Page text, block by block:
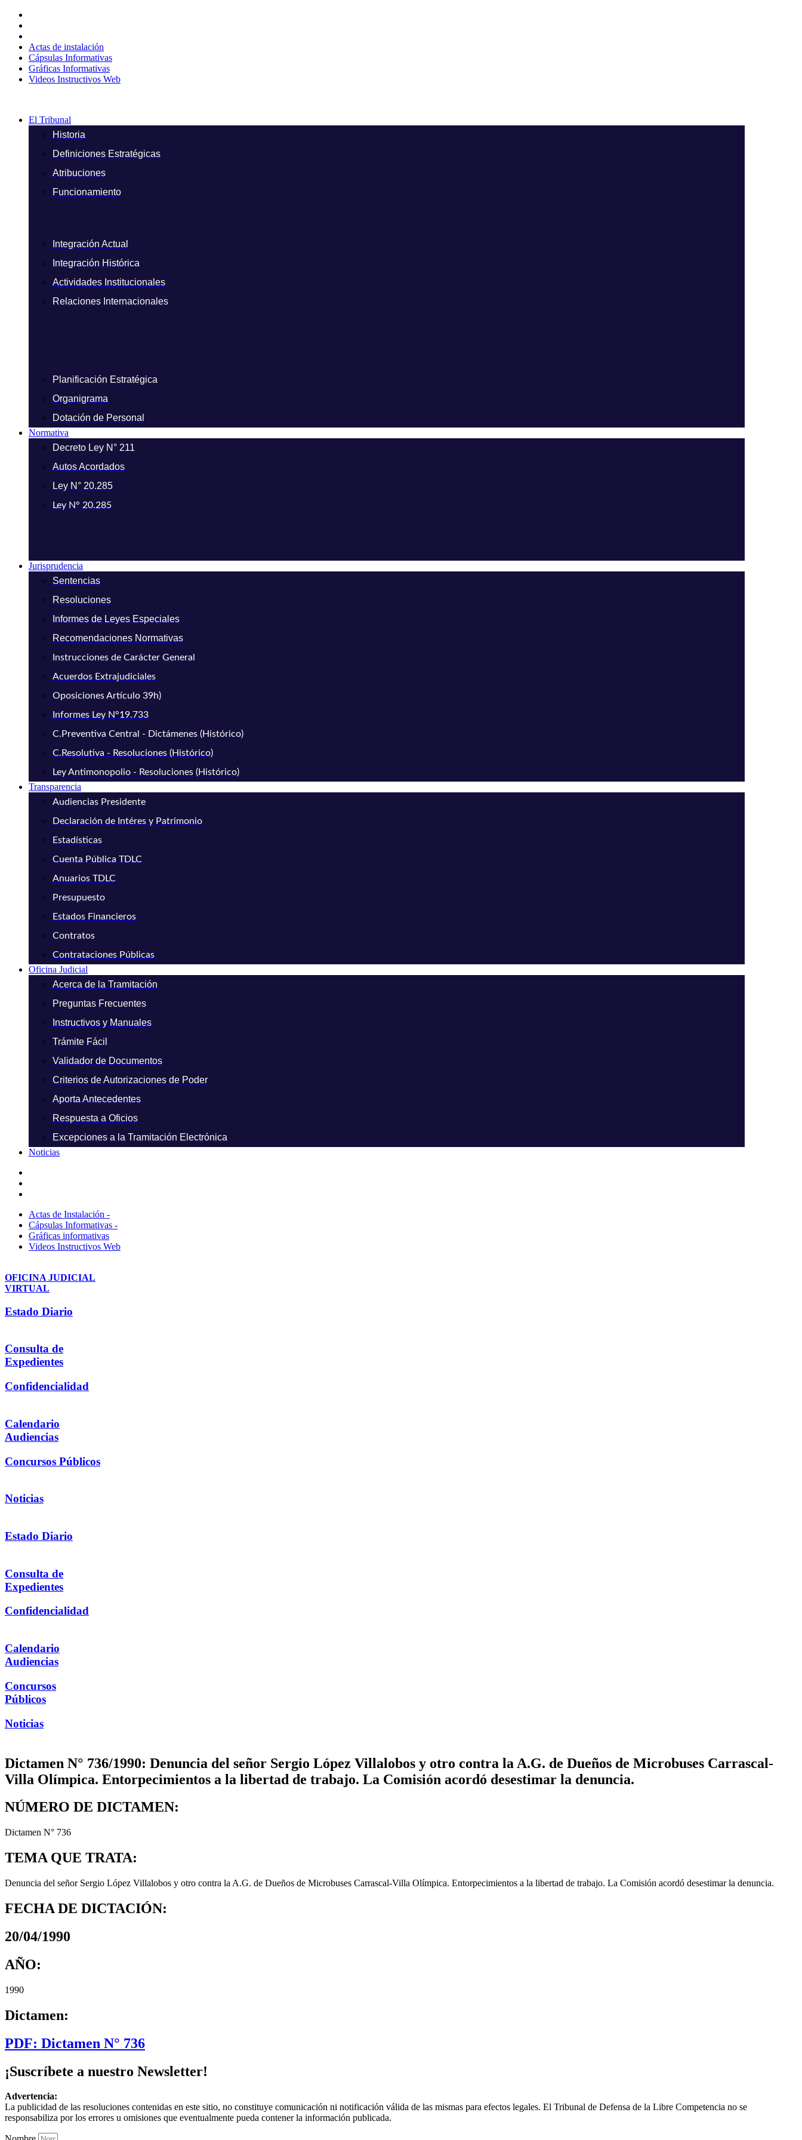
contenido
Actas de instalación
Cápsulas Informativas
Gráficas Informativas
Videos Instructivos Web
El Tribunal
Historia
Definiciones Estratégicas
Atribuciones
Funcionamiento
Integración Actual
Integración Histórica
Actividades Institucionales
Relaciones Internacionales
Planificación Estratégica
Organigrama
Dotación de Personal
Normativa
Decreto Ley N° 211
Autos Acordados
Ley N° 20.285
Ley N° 20.285
Jurisprudencia
Sentencias
Resoluciones
Informes de Leyes Especiales
Recomendaciones Normativas
Instrucciones de Carácter General
Acuerdos Extrajudiciales
Oposiciones Artículo 39h)
Informes Ley N°19.733
C.Preventiva Central - Dictámenes (Histórico)
C.Resolutiva - Resoluciones (Histórico)
Ley Antimonopolio - Resoluciones (Histórico)
Transparencia
Audiencias Presidente
Declaración de Intéres y Patrimonio
Estadísticas
Cuenta Pública TDLC
Anuarios TDLC
Presupuesto
Estados Financieros
Contratos
Contrataciones Públicas
Oficina Judicial
Acerca de la Tramitación
Preguntas Frecuentes
Instructivos y Manuales
Trámite Fácil
Validador de Documentos
Criterios de Autorizaciones de Poder
Aporta Antecedentes
Respuesta a Oficios
Excepciones a la Tramitación Electrónica
Noticias
Actas de Instalación -
Cápsulas Informativas -
Gráficas informativas
Videos Instructivos Web
OFICINA JUDICIAL
VIRTUAL
Estado Diario
Consulta de
Expedientes
Confidencialidad
Calendario
Audiencias
Concursos Públicos
Noticias
Estado Diario
Consulta de
Expedientes
Confidencialidad
Calendario
Audiencias
Concursos
Públicos
Noticias
Dictamen N° 736/1990: Denuncia del señor Sergio López Villalobos y otro contra la A.G. de Dueños de Microbuses Carrascal-
Villa Olímpica. Entorpecimientos a la libertad de trabajo. La Comisión acordó desestimar la denuncia.
NÚMERO DE DICTAMEN:
Dictamen N° 736
TEMA QUE TRATA:
Denuncia del señor Sergio López Villalobos y otro contra la A.G. de Dueños de Microbuses Carrascal-Villa Olímpica. Entorpecimientos a la libertad de trabajo. La Comisión acordó desestimar la denuncia.
FECHA DE DICTACIÓN:
20/04/1990
AÑO:
1990
Dictamen:
PDF: Dictamen N° 736
¡Suscríbete a nuestro Newsletter!
Advertencia:
La publicidad de las resoluciones contenidas en este sitio, no constituye comunicación ni notificación válida de las mismas para efectos legales. El Tribunal de Defensa de la Libre Competencia no se
responsabiliza por los errores u omisiones que eventualmente pueda contener la información publicada.